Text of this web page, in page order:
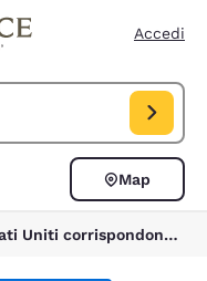
Accedi
Stati Uniti. Data di check-in
Map
1 hotel vicino a Edinburg, Texas, Stati Uniti corrispondono ai tuoi filtri